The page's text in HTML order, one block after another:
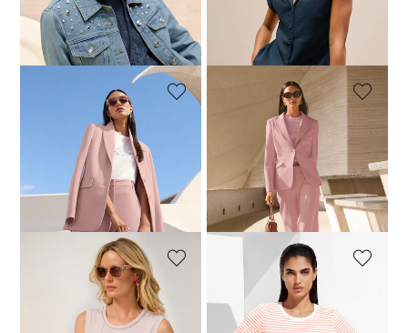
Laagste prijs van de afgelopen 30
dagen**: 89,95 € (-27%)
Laagste prijs van de afgelopen 30
dagen**: 149,95 € (-60%)
279,95 €
Laagste prijs van de afgelopen 30
dagen**: 139,95 € (-42%)
MADELEINE
279,95 €
Laagste prijs van de afgelopen 30
dagen**: 129,95 €
(-38%)
Basic top met strassdetails
99,95 €
49,95 €89,95 €